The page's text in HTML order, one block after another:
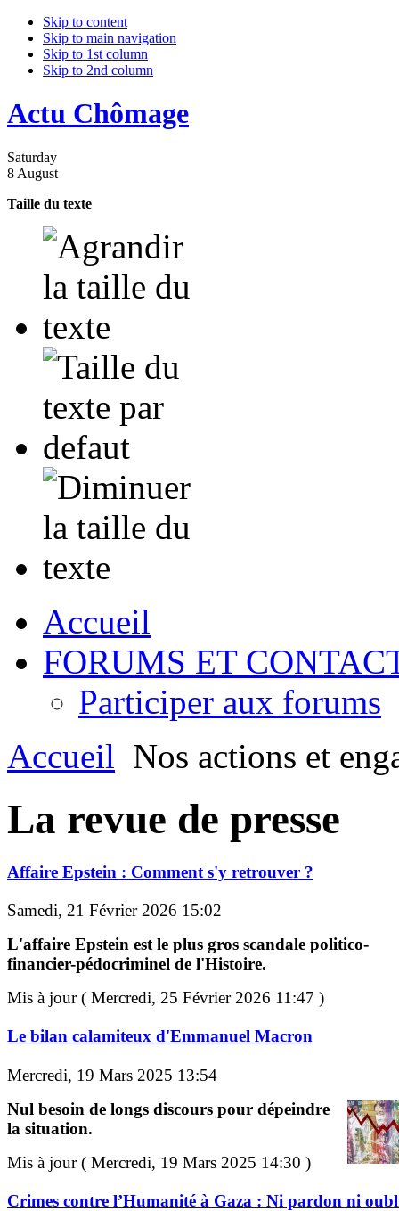
Skip to content
Skip to main navigation
Skip to 1st column
Skip to 2nd column
Actu Chômage
Saturday
8 August
Taille du texte
Accueil
FORUMS ET
Participer aux forums
Accueil Nos actions et
La revue de presse
Affaire Epstein : Comment s'y retrouver ?
Samedi, 21 Février 2026 15:02
L'affaire Epstein est le plus gros scandale politico-
financier-pédocriminel de l'Histoire.
Mis à jour ( Mercredi, 25 Février 2026 11:47 )
Le bilan calamiteux d'Emmanuel Macron
Mercredi, 19 Mars 2025 13:54
Nul besoin de longs discours pour dépeindre
la situation.
Mis à jour ( Mercredi, 19 Mars 2025 14:30 )
Crimes contre l’Humanité à Gaza : Ni pardon ni